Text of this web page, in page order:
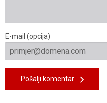
E-mail (opcija)
Pošalji komentar